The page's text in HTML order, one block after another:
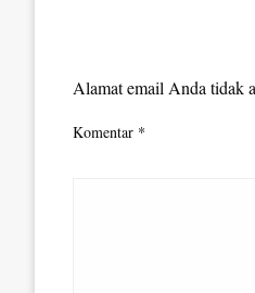
Alamat email Anda tidak
Komentar *